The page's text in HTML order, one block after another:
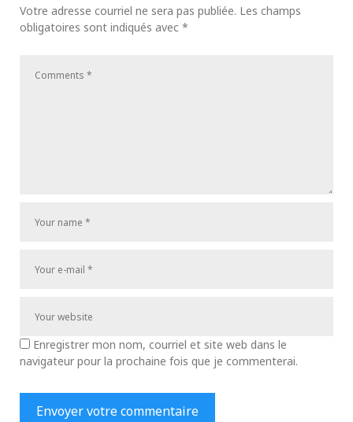
Votre adresse courriel ne sera pas publiée. Les champs
obligatoires sont indiqués avec *
Enregistrer mon nom, courriel et site web dans le
navigateur pour la prochaine fois que je commenterai.